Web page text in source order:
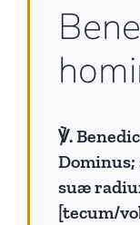
℣.
suæ
[tecum/